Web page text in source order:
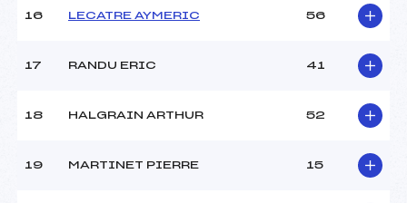
16 LECATRE AYMERIC 56
17 RANDU ERIC 41
18 HALGRAIN ARTHUR 52
19 MARTINET PIERRE 15